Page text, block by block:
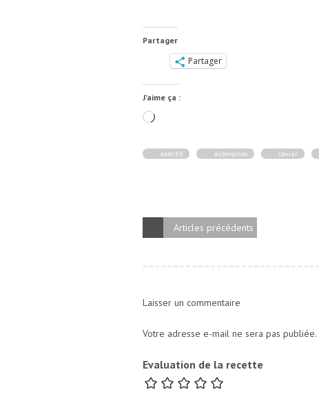
Partager
Partager
J’aime ça :
Chargement…
aperitif aubergines caviar
Articles précédents
Laisser un commentaire
Votre adresse e-mail ne sera pas publiée.
Evaluation de la recette